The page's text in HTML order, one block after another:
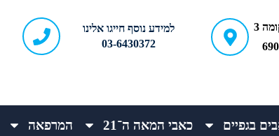
ברודצקי 43, כניסה א', קומה 3
למידע נוסף חייגו אלינו
03-6430372
בגפיים כאבי המאה ה־21 המרפאה